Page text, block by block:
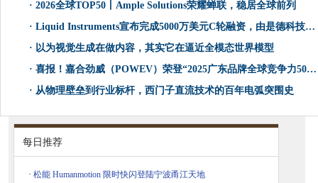
· 2026全球TOP50丨Ample Solutions荣耀蝉联，稳居全球前列
· Liquid Instruments宣布完成5000万美元C轮融资，由是德科技与澳大利亚国家重建基金联合领投
· 以为视觉生成在做内容，其实它在逼近全模态世界模型
· 喜报！嘉合劲威（POWEV）荣登“2025广东品牌全球竞争力500强”榜单
· 从物理壁垒到行业标杆，西门子直流技术的百年电弧突围史
每日推荐
· 松能 Humanmotion 限时快闪登陆宁波甬江天地